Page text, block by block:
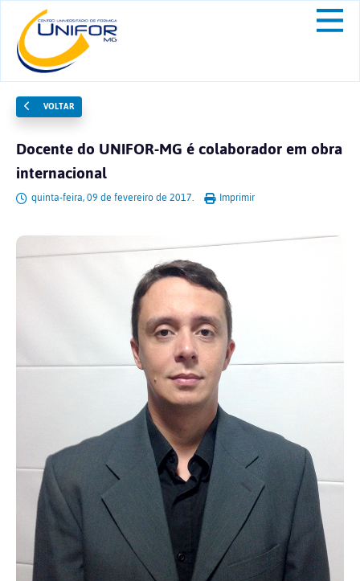
VOLTAR
Docente do UNIFOR-MG é colaborador em obra
internacional
quinta-feira, 09 de fevereiro de 2017. Imprimir